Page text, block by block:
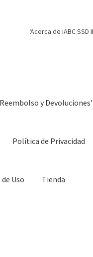
‘Acerca de iABC SSD
y Devoluciones’
Política de Privacidad
Uso Tienda